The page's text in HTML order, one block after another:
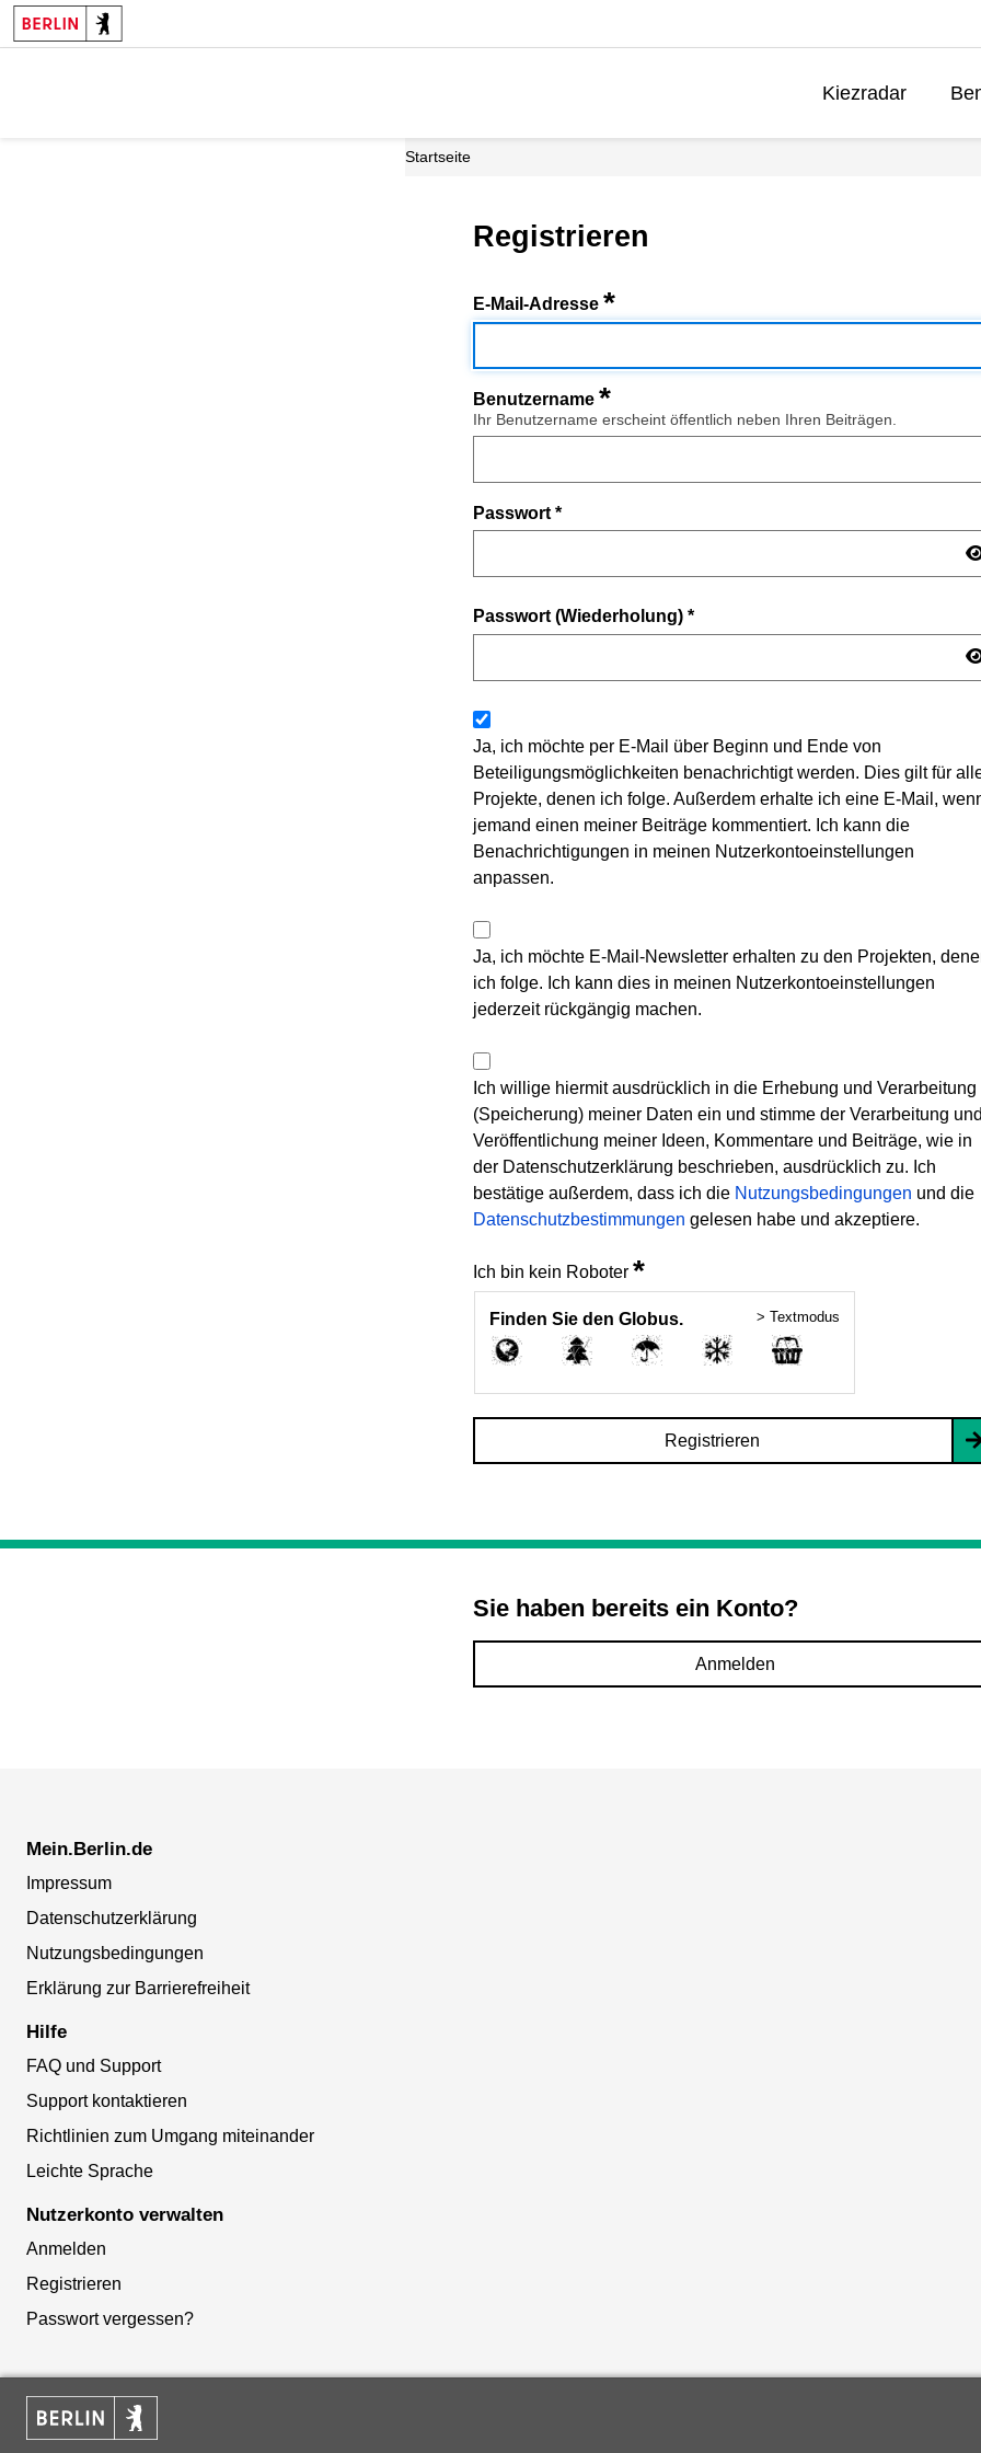
Kiezradar
Startseite
Registrieren
E-Mail-Adresse *
Benutzername *
Ihr Benutzername erscheint öffentlich neben Ihren Beiträgen.
Passwort *
Passwort (Wiederholung) *
Ja, ich möchte per E-Mail über Beginn und Ende von
Beteiligungsmöglichkeiten benachrichtigt werden. Dies gilt für
Projekte, denen ich folge. Außerdem erhalte ich eine E-Mail,
jemand einen meiner Beiträge kommentiert. Ich kann die
Benachrichtigungen in meinen Nutzerkontoeinstellungen
anpassen.
Ja, ich möchte E-Mail-Newsletter erhalten zu den Projekten,
ich folge. Ich kann dies in meinen Nutzerkontoeinstellungen
jederzeit rückgängig machen.
Ich willige hiermit ausdrücklich in die Erhebung und Verarbeitung
(Speicherung) meiner Daten ein und stimme der Verarbeitung und
Veröffentlichung meiner Ideen, Kommentare und Beiträge, wie in
der Datenschutzerklärung beschrieben, ausdrücklich zu. Ich
bestätige außerdem, dass ich die Nutzungsbedingungen und die
Datenschutzbestimmungen gelesen habe und akzeptiere.
Ich bin kein Roboter *
Finden Sie den Globus. > Textmodus
Registrieren
Sie haben bereits ein Konto?
Anmelden
Mein.Berlin.de
Impressum
Datenschutzerklärung
Nutzungsbedingungen
Erklärung zur Barrierefreiheit
Hilfe
FAQ und Support
Support kontaktieren
Richtlinien zum Umgang miteinander
Leichte Sprache
Nutzerkonto verwalten
Anmelden
Registrieren
Passwort vergessen?